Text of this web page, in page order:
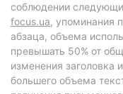
соблюдении
focus.ua, упоминания
абзаца, объема
превышать 50% от
изменения заголовка
большего объема